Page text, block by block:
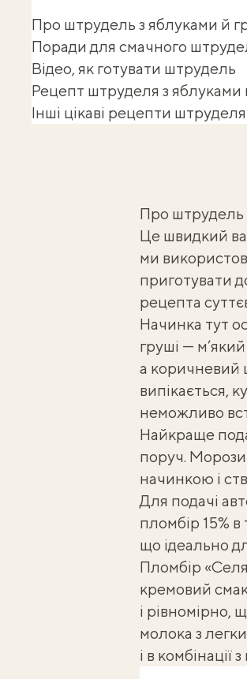
Про штрудель з яблуками й
Поради для смачного
Відео, як готувати штрудель
Рецепт штруделя з яблуками
Інші цікаві рецепти штруделя
Про штрудель
Це швидкий
ми
приготувати
рецепта
Начинка тут
груші —
а коричневий
випікається,
неможливо
Найкраще
поруч.
начинкою і
Для подачі
пломбір 15% в
що ідеально
Пломбір
кремовий
і рівномірно,
молока з
і в комбінації